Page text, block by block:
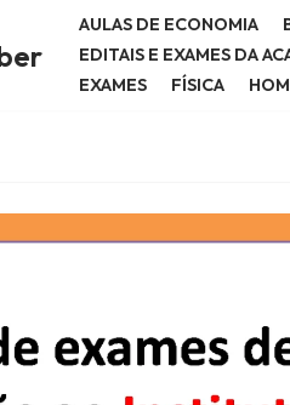
AULAS DE ECONOMIA
EDITAIS E EXAMES DA
EXAMES
FÍSICA